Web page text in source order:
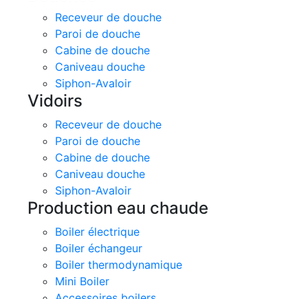
Receveur de douche
Paroi de douche
Cabine de douche
Caniveau douche
Siphon-Avaloir
Vidoirs
Receveur de douche
Paroi de douche
Cabine de douche
Caniveau douche
Siphon-Avaloir
Production eau chaude
Boiler électrique
Boiler échangeur
Boiler thermodynamique
Mini Boiler